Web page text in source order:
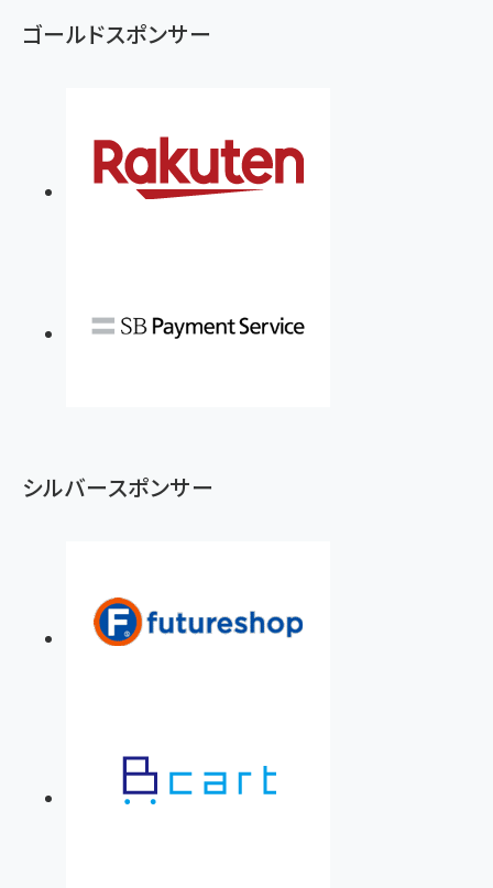
ゴールドスポンサー
シルバースポンサー